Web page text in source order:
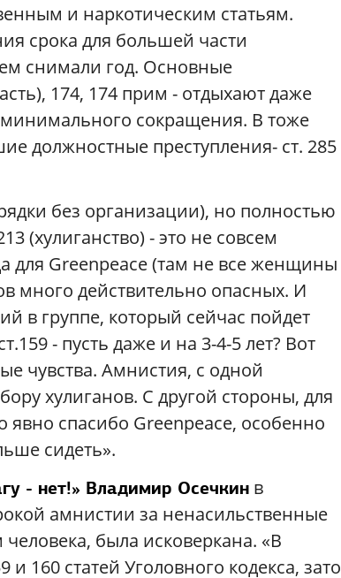
и наркотическим статьям.
срока для большей части
снимали год. Основные
174, 174 прим - отдыхают даже
сокращения. В тоже
должностные преступления- ст. 285
без организации), но полностью
(хулиганство) - это не совсем
для Greenpeace (там не все женщины
много действительно опасных. И
в группе, который сейчас пойдет
- пусть даже и на 3-4-5 лет? Вот
чувства. Амнистия, с одной
хулиганов. С другой стороны, для
спасибо Greenpeace, особенно
сидеть».
- нет!» Владимир Осечкин в
амнистии за ненасильственные
была исковеркана. «В
160 статей Уголовного кодекса, зато